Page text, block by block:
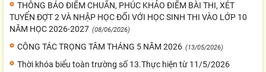
THÔNG BÁO ĐIỂM CHUẨN, PHÚC KHẢO ĐIỂM BÀI THI, XÉT
TUYỂN ĐỢT 2 VÀ NHẬP HỌC ĐỐI VỚI HỌC SINH THI VÀO LỚP 10
NĂM HỌC 2026-2027 (08/06/2026)
CÔNG TÁC TRỌNG TÂM THÁNG 5 NĂM 2026 (13/05/2026)
Thời khóa biểu toàn trường số 13.Thực hiện từ 11/5/2026